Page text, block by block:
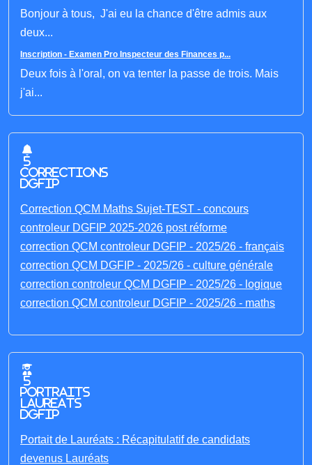
Bonjour à tous, J'ai eu la chance d'être admis aux
deux...
Inscription - Examen Pro Inspecteur des Finances p...
Deux fois à l'oral, on va tenter la passe de trois. Mais
j'ai...
5
corrections
DGFIP
Correction QCM Maths Sujet-TEST - concours
controleur DGFIP 2025-2026 post réforme
correction QCM controleur DGFIP - 2025/26 - français
correction QCM DGFIP - 2025/26 - culture générale
correction controleur QCM DGFIP - 2025/26 - logique
correction QCM controleur DGFIP - 2025/26 - maths
5
portraits
laureats
DGFIP
Portait de Lauréats : Récapitulatif de candidats
devenus Lauréats